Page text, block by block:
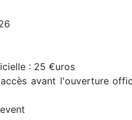
: 25 €uros
avant l'ouverture